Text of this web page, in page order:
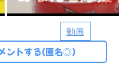
動画
ントする(匿名◎)